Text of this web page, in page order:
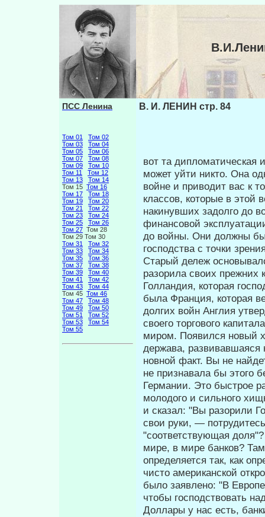
ПСС Ленина
Том 01
Том 02
Том 03
Том 04
Том 05
Том 06
Том 07
Том 08
Том 09
Том 10
Том 11
Том 12
Том 13
Том 14
Том 15 Том 16
Том 17
Том 18
Том 19
Том 20
Том 21
Том 22
Том 23
Том 24
Том 25
Том 26
Том 27 Том 28
Том 29 Том 30
Том 31
Том 32
Том 33
Том 34
Том 35
Том 36
Том 37
Том 38
Том 39
Том 40
Том 41
Том 42
Том 43
Том 44
Том 45 Том 46
Том 47
Том 48
Том 49
Том 50
Том 51
Том 52
Том 53
Том 54
Том 55
В. И. ЛЕНИН стр. 84
вот та дипломатическая
может уйти никто. Она
войне и приводит вас к
классов, которые в этой
накинувших задолго до
финансовой
до войны. Они должны
господства с точки
Старый дележ
разори­ла своих прежних
Голландия, которая
была Франция, которая
долгих войн Англия
своего торгового
миром. Появился новый
держава,
новной факт. Вы не
не признавала бы этого
Германии. Это бы­строе
молодого и сильного
и сказал: "Вы разорили
свои руки, —
"соответствующая
мире, в мире банков?
определяется так, как
чисто американской
было заяв­лено: "В
чтобы господство­вать
Доллары у нас есть,